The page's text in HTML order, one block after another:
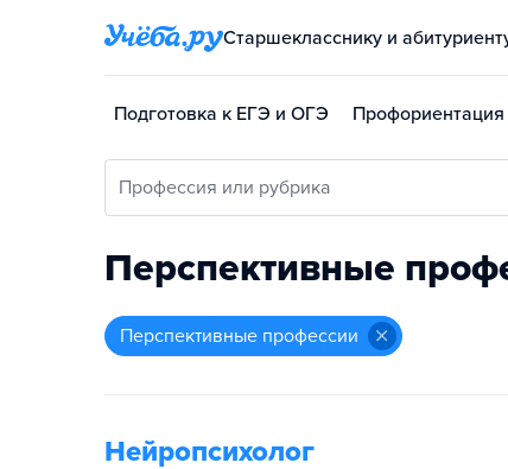
Старшекласснику и
Подготовка к ЕГЭ и ОГЭ Профориентация
Профессия или рубрика
Перспективные
Перспективные профессии
Нейропсихолог